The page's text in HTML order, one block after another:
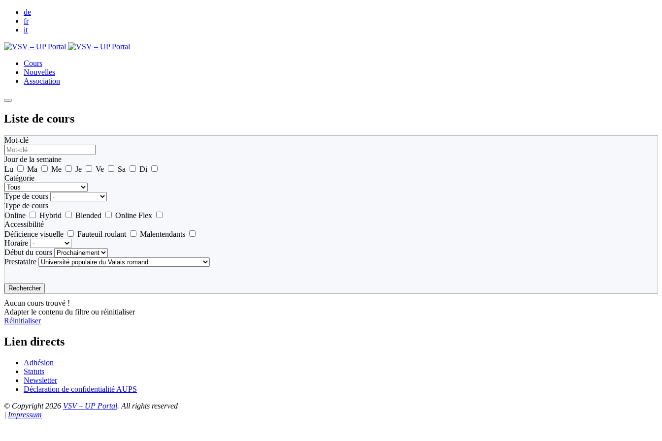
de
fr
it
Cours
Nouvelles
Association
Liste de cours
Mot-clé
Jour de la semaine
Lu
Ma Me Je Ve Sa
Di
Catégorie
Type de cours
Type de cours
Online
Hybrid Blended
Online Flex
Accessibilité
Déficience visuelle
Fauteuil roulant
Malentendants
Horaire
Début du cours
Prestataire
Rechercher
Aucun cours trouvé !
Adapter le contenu du filtre ou réinitialiser
Réinitialiser
Lien directs
Adhésion
Statuts
Newsletter
Déclaration de confidentialité AUPS
© Copyright 2026 VSV – UP Portal. All rights reserved
| Impressum